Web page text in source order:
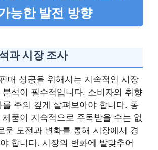
능한 발전 방향
과 시장 조사
매 성공을 위해서는 지속적인 시장
석이 필수적입니다. 소비자의 취향
주의 깊게 살펴보아야 합니다. 동
품이 지속적으로 주목받을 수는 없
운 도전과 변화를 통해 시장에서 경
합니다. 시장의 변화에 발맞추어